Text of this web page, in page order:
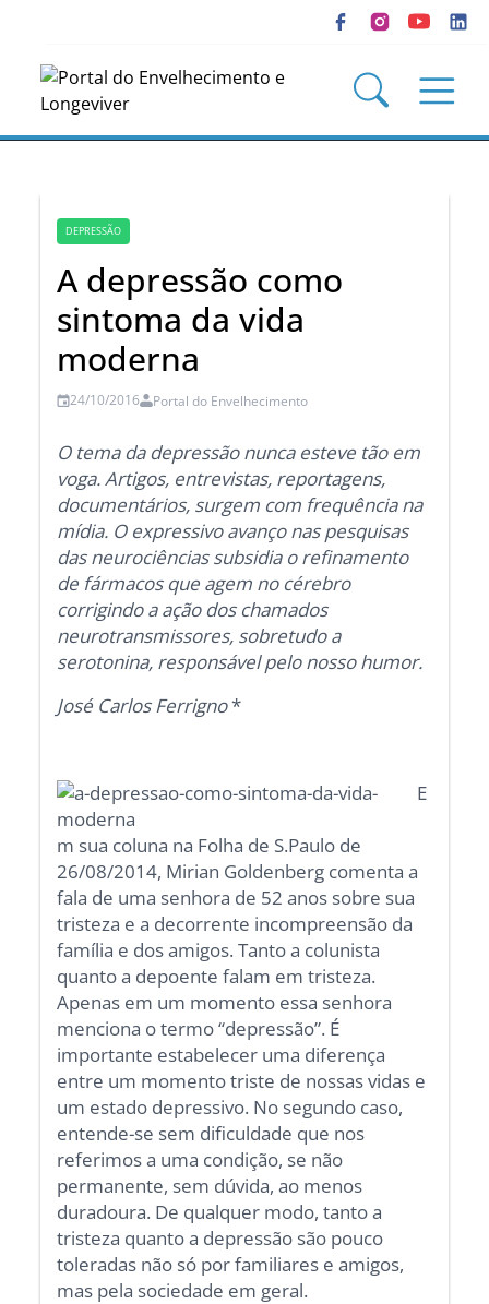
DEPRESSÃO
A depressão como
sintoma da vida
moderna
24/10/2016 Portal do Envelhecimento
O tema da depressão nunca esteve tão em
voga. Artigos, entrevistas, reportagens,
documentários, surgem com frequência na
mídia. O expressivo avanço nas pesquisas
das neurociências subsidia o refinamento
de fármacos que agem no cérebro
corrigindo a ação dos chamados
neurotransmissores, sobretudo a
serotonina, responsável pelo nosso humor.
José Carlos Ferrigno*
E
m sua coluna na Folha de S.Paulo de
26/08/2014, Mirian Goldenberg comenta a
fala de uma senhora de 52 anos sobre sua
tristeza e a decorrente incompreensão da
família e dos amigos. Tanto a colunista
quanto a depoente falam em tristeza.
Apenas em um momento essa senhora
menciona o termo “depressão”. É
importante estabelecer uma diferença
entre um momento triste de nossas vidas e
um estado depressivo. No segundo caso,
entende-se sem dificuldade que nos
referimos a uma condição, se não
permanente, sem dúvida, ao menos
duradoura. De qualquer modo, tanto a
tristeza quanto a depressão são pouco
toleradas não só por familiares e amigos,
mas pela sociedade em geral.